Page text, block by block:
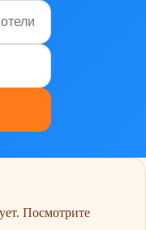
Посмотрите